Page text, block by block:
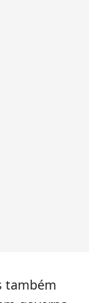
também